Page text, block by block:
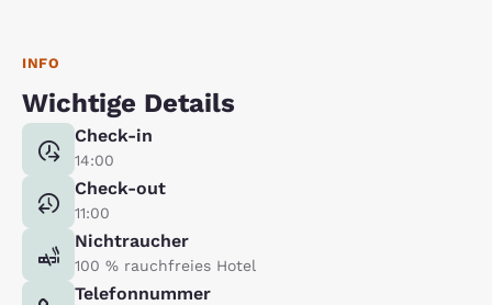
INFO
Wichtige Details
Check-in
14:00
Check-out
11:00
Nichtraucher
100 % rauchfreies Hotel
Telefonnummer